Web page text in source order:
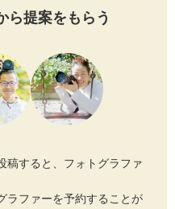
ら提案をもらう
稿すると、フォトグラファ
ラファーを予約することが